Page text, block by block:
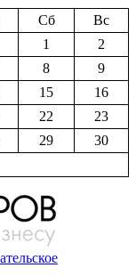
Сб
Вс
1
2
8
9
15
16
22
23
29
30